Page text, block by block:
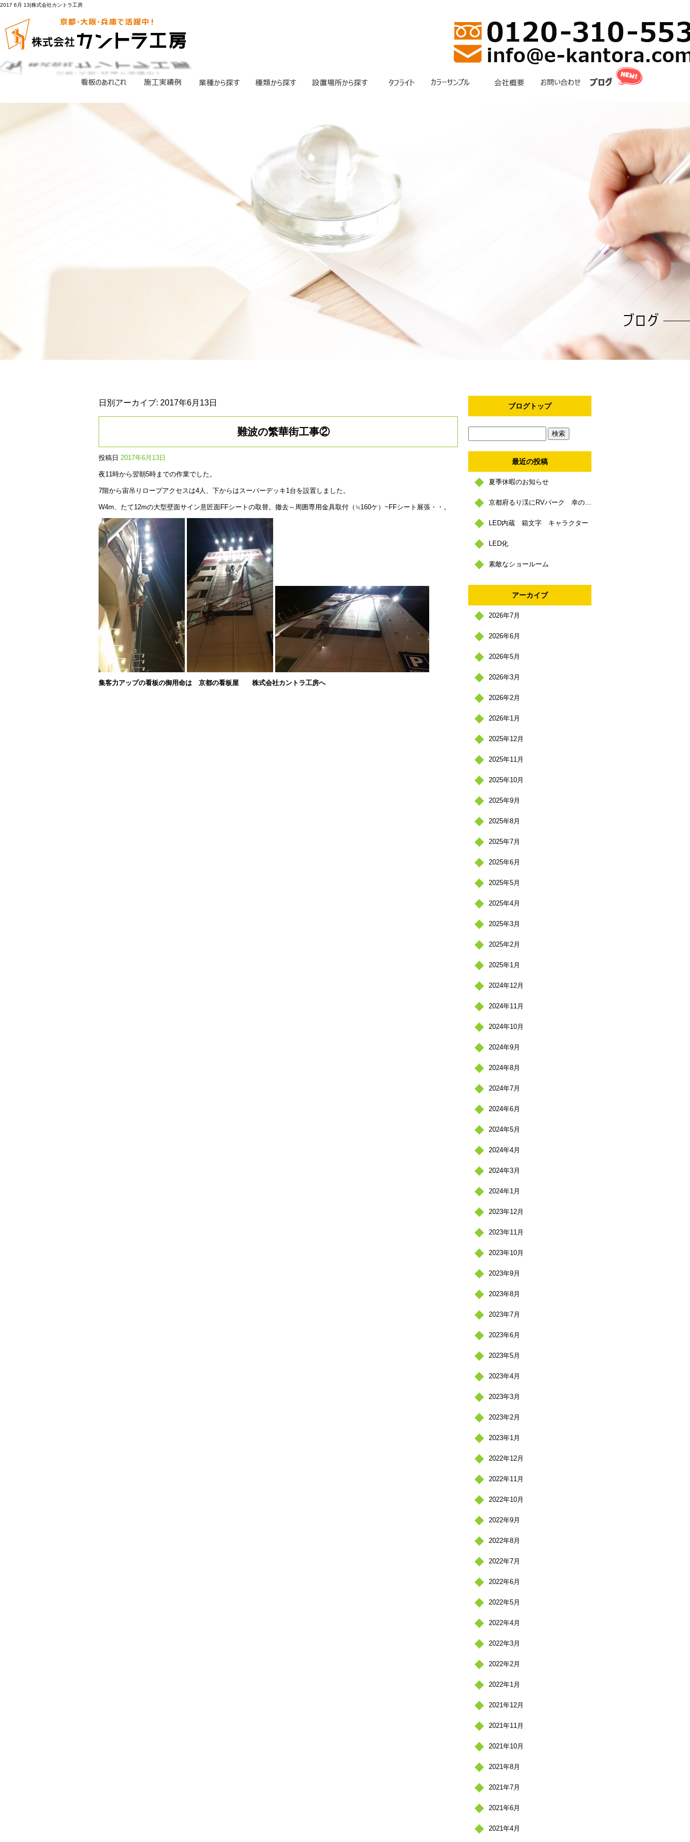
2017 6月 13|株式会社カントラ工房
日別アーカイブ: 2017年6月13日
難波の繁華街工事②
投稿日 2017年6月13日
夜11時から翌朝5時までの作業でした。
7階から宙吊りロープアクセスは4人、下からはスーパーデッキ1台を設置しました。
W4m、たて12mの大型壁面サイン意匠面FFシートの取替。撤去～周囲専用金具取付（≒160ケ）~FFシート展張・・。
集客力アップの看板の御用命は 京都の看板屋 株式会社カントラ工房へ
ブログトップ
最近の投稿
夏季休暇のお知らせ
京都府るり渓にRVパーク 幸の里 https://sachinosato.com/
LED内蔵 箱文字 キャラクター
LED化
素敵なショールーム
アーカイブ
2026年7月
2026年6月
2026年5月
2026年3月
2026年2月
2026年1月
2025年12月
2025年11月
2025年10月
2025年9月
2025年8月
2025年7月
2025年6月
2025年5月
2025年4月
2025年3月
2025年2月
2025年1月
2024年12月
2024年11月
2024年10月
2024年9月
2024年8月
2024年7月
2024年6月
2024年5月
2024年4月
2024年3月
2024年1月
2023年12月
2023年11月
2023年10月
2023年9月
2023年8月
2023年7月
2023年6月
2023年5月
2023年4月
2023年3月
2023年2月
2023年1月
2022年12月
2022年11月
2022年10月
2022年9月
2022年8月
2022年7月
2022年6月
2022年5月
2022年4月
2022年3月
2022年2月
2022年1月
2021年12月
2021年11月
2021年10月
2021年8月
2021年7月
2021年6月
2021年4月